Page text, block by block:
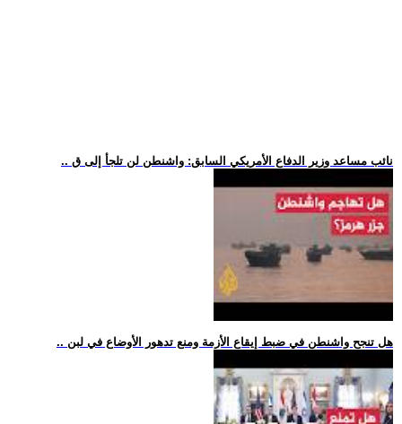
.. نائب مساعد وزير الدفاع الأمريكي السابق: واشنطن لن تلجأ إلى ق
.. هل تنجح واشنطن في ضبط إيقاع الأزمة ومنع تدهور الأوضاع في لبن